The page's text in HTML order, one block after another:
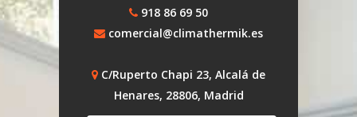
918 86 69 50
comercial@climathermik.es
C/Ruperto Chapi 23, Alcalá de
Henares, 28806, Madrid